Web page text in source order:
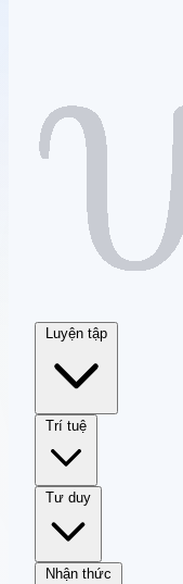
Luyện tập
Trí tuệ
Tư duy
Nhận thức